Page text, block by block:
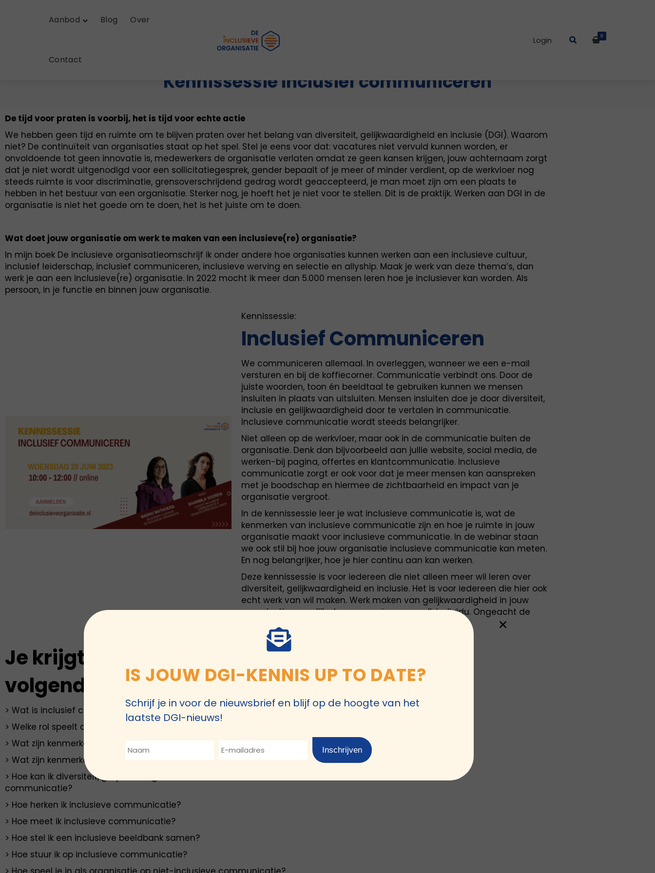
Aanbod Blog Over
Contact
Login 0
Kennissessie Inclusief communiceren
De tijd voor praten is voorbij, het is tijd voor echte actie
We hebben geen tijd en ruimte om te blijven praten over het belang van diversiteit, gelijkwaardigheid en inclusie (DGI). Waarom
niet? De continuïteit van organisaties staat op het spel. Stel je eens voor dat: vacatures niet vervuld kunnen worden, er
onvoldoende tot geen innovatie is, medewerkers de organisatie verlaten omdat ze geen kansen krijgen, jouw achternaam zorgt
dat je niet wordt uitgenodigd voor een sollicitatiegesprek, gender bepaalt of je meer of minder verdient, op de werkvloer nog
steeds ruimte is voor discriminatie, grensoverschrijdend gedrag wordt geaccepteerd, je man moet zijn om een plaats te
hebben in het bestuur van een organisatie. Sterker nog, je hoeft het je niet voor te stellen. Dit is de praktijk. Werken aan DGI in de
organisatie is niet het goede om te doen, het is het juiste om te doen.
Wat doet jouw organisatie om werk te maken van een inclusieve(re) organisatie?
In mijn boek De inclusieve organisatieomschrijf ik onder andere hoe organisaties kunnen werken aan een inclusieve cultuur,
inclusief leiderschap, inclusief communiceren, inclusieve werving en selectie en allyship. Maak je werk van deze thema’s, dan
werk je aan een inclusieve(re) organisatie. In 2022 mocht ik meer dan 5.000 mensen leren hoe je inclusiever kan worden. Als
persoon, in je functie en binnen jouw organisatie.
Kennissessie:
InclusiefCommuniceren
We communiceren allemaal. In overleggen, wanneer we een e-mail
versturen en bij de koffiecorner. Communicatie verbindt ons. Door de
juiste woorden, toon én beeldtaal te gebruiken kunnen we mensen
insluiten in plaats van uitsluiten. Mensen insluiten doe je door diversiteit,
inclusie en gelijkwaardigheid door te vertalen in communicatie.
Inclusieve communicatie wordt steeds belangrijker.
Niet alleen op de werkvloer, maar ook in de communicatie buiten de
organisatie. Denk dan bijvoorbeeld aan jullie website, social media, de
werken-bij pagina, offertes en klantcommunicatie. Inclusieve
communicatie zorgt er ook voor dat je meer mensen kan aanspreken
met je boodschap en hiermee de zichtbaarheid en impact van je
organisatie vergroot.
In de kennissessie leer je wat inclusieve communicatie is, wat de
kenmerken van inclusieve communicatie zijn en hoe je ruimte in jouw
organisatie maakt voor inclusieve communicatie. In de webinar staan
we ook stil bij hoe jouw organisatie inclusieve communicatie kan meten.
En nog belangrijker, hoe je hier continu aan kan werken.
Deze kennissessie is voor iedereen die niet alleen meer wil leren over
diversiteit, gelijkwaardigheid en inclusie. Het is voor iedereen die hier ook
echt werk van wil maken. Werk maken van gelijkwaardigheid in jouw
organisatie en gelijke kansen creëren voor elk individu. Ongeacht de
Je krijgt antwoord op de
volgende vragen:
> Wat is inclusief communiceren?
> Welke rol speelt de inclusieve communicatie in een inclusieve organisatie?
> Wat zijn kenmerken van een inclusieve leider?
> Wat zijn kenmerken van inclusieve communicatie?
> Hoe kan ik diversiteit, gelijkwaardigheid en inclusie doorvertalen in
communicatie?
> Hoe herken ik inclusieve communicatie?
> Hoe meet ik inclusieve communicatie?
> Hoe stel ik een inclusieve beeldbank samen?
> Hoe stuur ik op inclusieve communicatie?
IS JOUW DGI-KENNIS UP TO DATE?
Schrijf je in voor de nieuwsbrief en blijf op de hoogte van het
laatste DGI-nieuws!
Inschrijven